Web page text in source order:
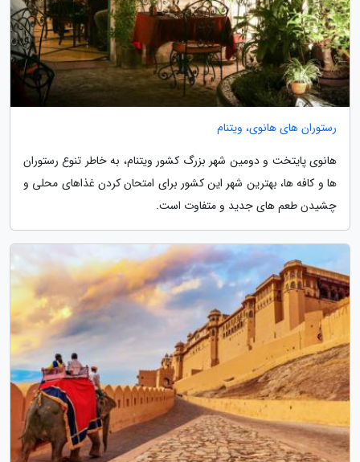
رستوران های هانوی، ویتنام
هانوی پایتخت و دومین شهر بزرگ کشور ویتنام، به خاطر تنوع رستوران
ها و کافه ها، بهترین شهر این کشور برای امتحان کردن غذاهای محلی و
چشیدن طعم های جدید و متفاوت است.